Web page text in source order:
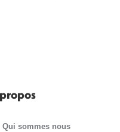
Qui sommes nous